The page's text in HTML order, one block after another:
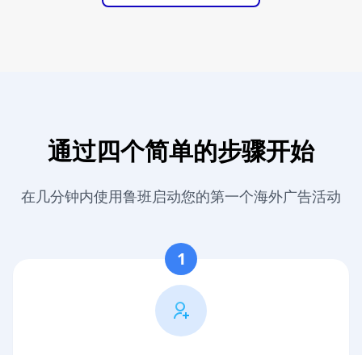
通过四个简单的步骤开始
在几分钟内使用鲁班启动您的第一个海外广告活动
1